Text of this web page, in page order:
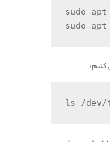
sudo
sudo
ls /dev/